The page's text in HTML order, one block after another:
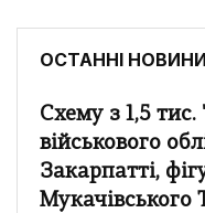
ОСТАННІ НОВИНИ
Схему з 1,5 тис.
військового
Закарпатті,
Мукачівського